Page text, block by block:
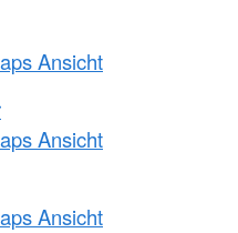
Ansicht
Ansicht
Ansicht